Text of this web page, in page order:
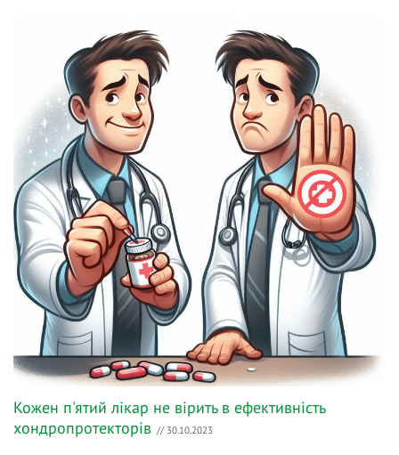
Кожен п'ятий лікар не вірить в ефективність
хондропротекторів // 30.10.2023